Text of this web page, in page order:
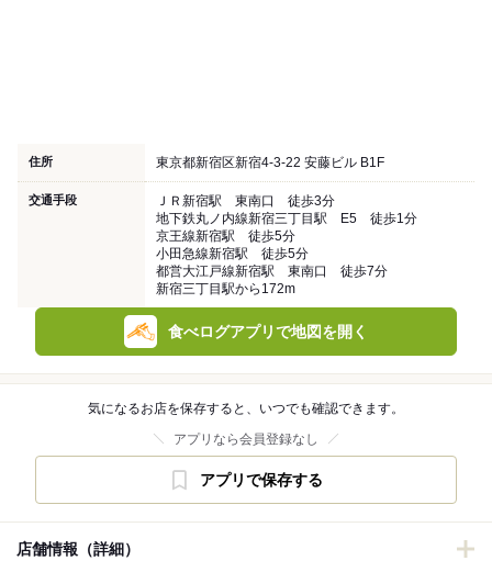
住所 東京都新宿区新宿4-3-22 安藤ビル B1F
交通手段
ＪＲ新宿駅 東南口 徒歩3分
地下鉄丸ノ内線新宿三丁目駅 E5 徒歩1分
京王線新宿駅 徒歩5分
小田急線新宿駅 徒歩5分
都営大江戸線新宿駅 東南口 徒歩7分
新宿三丁目駅から172m
食べログアプリで地図を開く
気になるお店を保存すると、いつでも確認できます。
アプリなら会員登録なし
アプリで保存する
店舗情報（詳細）